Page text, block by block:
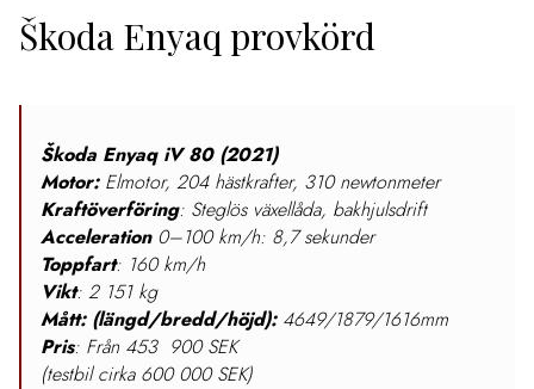
Škoda Enyaq provkörd
Škoda Enyaq iV 80 (2021)
Motor:Elmotor, 204 hästkrafter, 310 newtonmeter
Kraftöverföring: Steglös växellåda, bakhjulsdrift
Acceleration0–100 km/h: 8,7 sekunder
Toppfart: 160 km/h
Vikt: 2 151 kg
Mått: (längd/bredd/höjd): 4649/1879/1616mm
Pris: Från 453 900 SEK
(testbil cirka 600 000 SEK)